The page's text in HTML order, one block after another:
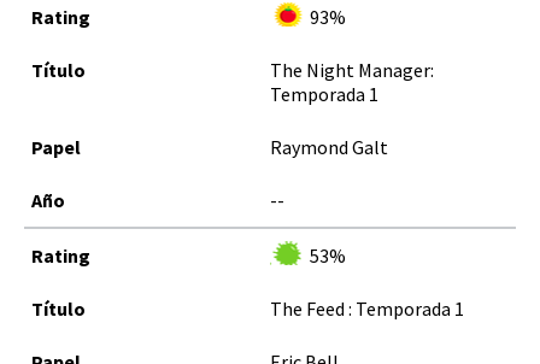
93%
The Night Manager:
Temporada 1
Raymond Galt
--
53%
The Feed : Temporada 1